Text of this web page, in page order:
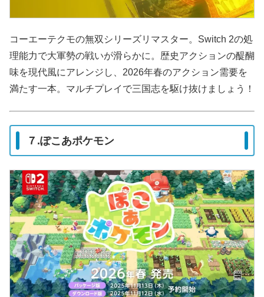
コーエーテクモの無双シリーズリマスター。Switch 2の処
理能力で大軍勢の戦いが滑らかに。歴史アクションの醍醐
味を現代風にアレンジし、2026年春のアクション需要を
満たす一本。マルチプレイで三国志を駆け抜けましょう！
７.ぽこあポケモン